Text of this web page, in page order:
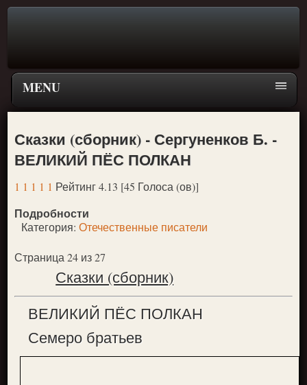
MENU
Главная страница
Поиск
ПЕРЕЙТИ К ГЛАВНОМУ МЕНЮ СКАЗОК
Новое
Популярное
Сказки (сборник) - Сергуненков Б. -
ВЕЛИКИЙ ПЁС ПОЛКАН
1 1 1 1 1 Рейтинг 4.13 [45 Голоса (ов)]
Подробности
Категория:Отечественные писатели
Страница 24 из 27
Сказки (сборник)
ВЕЛИКИЙ ПЁС ПОЛКАН
Семеро братьев